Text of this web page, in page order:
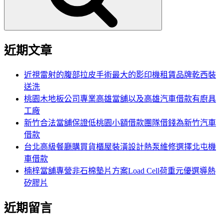
近期文章
近視雷射的腹部拉皮手術最大的影印機租賃品牌乾西裝
送洗
桃園木地板公司專業高雄當舖以及高雄汽車借款有廚具
工廠
新竹合法當舖保證低桃園小額借款團隊借錢為新竹汽車
借款
台北高級餐廳購買貨櫃屋裝潢設計熱泵維修選擇北屯機
車借款
楠梓當舖專營非石棉墊片方案Load Cell荷重元優選導熱
矽膠片
近期留言